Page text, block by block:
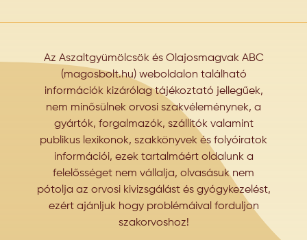
Az Aszaltgyümölcsök és Olajosmagvak ABC
(magosbolt.hu) weboldalon található
információk kizárólag tájékoztató jellegűek,
nem minősülnek orvosi szakvéleménynek, a
gyártók, forgalmazók, szállítók valamint
publikus lexikonok, szakkönyvek és folyóiratok
információi, ezek tartalmáért oldalunk a
felelősséget nem vállalja, olvasásuk nem
pótolja az orvosi kivizsgálást és gyógykezelést,
ezért ajánljuk hogy problémáival forduljon
szakorvoshoz!